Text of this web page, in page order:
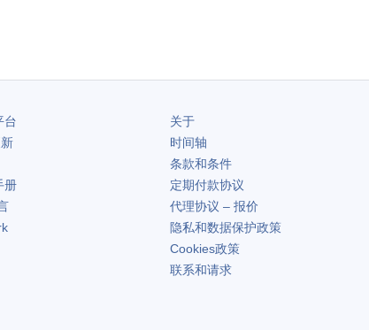
台
册
关于
时间轴
条款和条件
定期付款协议
代理协议 – 报价
隐私和数据保护政策
Cookies政策
联系和请求